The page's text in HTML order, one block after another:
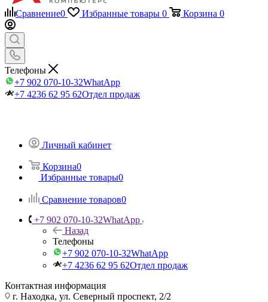
Сравнение0 Избранные товары 0 Корзина 0
Телефоны
+7 902 070-10-32WhatApp
+7 4236 62 95 62Отдел продаж
Личный кабинет
Корзина0
Избранные товары0
Сравнение товаров0
+7 902 070-10-32WhatApp
Назад
Телефоны
+7 902 070-10-32WhatApp
+7 4236 62 95 62Отдел продаж
Контактная информация
г. Находка, ул. Северный проспект, 2/2